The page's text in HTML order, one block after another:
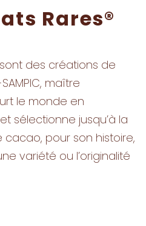
Rares®
des créations de
maître
le monde en
sélectionne jusqu’à la
pour son histoire,
variété ou l’originalité